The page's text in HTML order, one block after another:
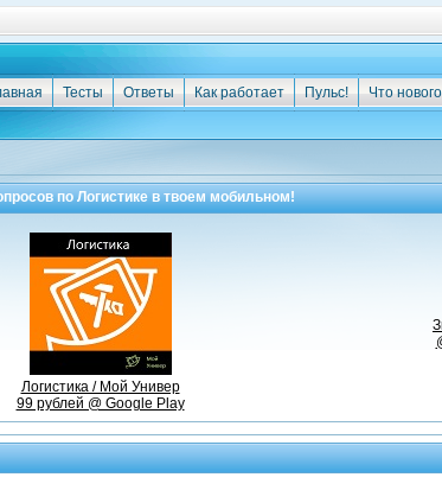
Что нового
Пульс!
Как работает
Ответы
Тесты
поЛогистикев твоем мобильном!
Логистика / Мой Универ
99 рублей @ Google Play